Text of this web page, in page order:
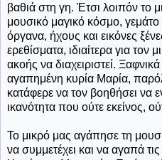
βαθιά στη γη. Έτσι λοιπόν το
μουσικό μαγικό κόσμο,
όργανα, ήχους και εικόνες
ερεθίσματα, ιδιαίτερα για τον
ακοής να διαχειριστεί.
αγαπημένη κυρία Μαρία,
κατάφερε να τον βοηθήσει να
ικανότητα που ούτε εκείνος,
Το μικρό μας αγάπησε τη
να συμμετέχει και να αγαπά